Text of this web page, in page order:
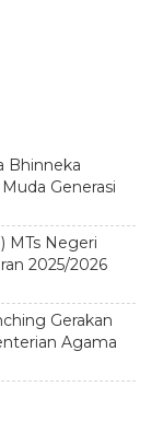
Bhinneka
Generasi
MTs Negeri
2025/2026
Gerakan
Agama